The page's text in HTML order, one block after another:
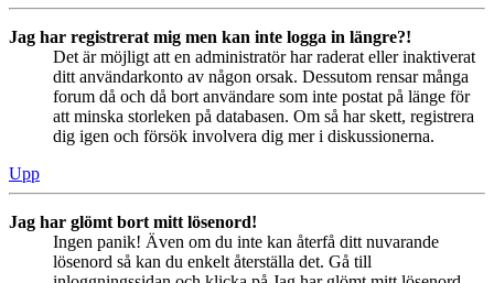
Jag har registrerat mig men kan inte logga in längre?!
Det är möjligt att en administratör har raderat eller inaktiverat
ditt användarkonto av någon orsak. Dessutom rensar många
forum då och då bort användare som inte postat på länge för
att minska storleken på databasen. Om så har skett, registrera
dig igen och försök involvera dig mer i diskussionerna.
Upp
Jag har glömt bort mitt lösenord!
Ingen panik! Även om du inte kan återfå ditt nuvarande
lösenord så kan du enkelt återställa det. Gå till